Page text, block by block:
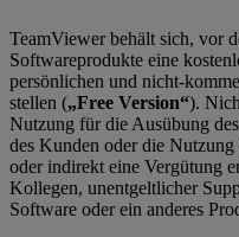
TeamViewer behält sich, vor
Softwareprodukte eine
persönlichen und nicht-
stellen („Free Version“).
Nutzung für die Ausübung
des Kunden oder die
oder indirekt eine Vergütung
Kollegen, unentgeltlicher
Software oder ein anderes